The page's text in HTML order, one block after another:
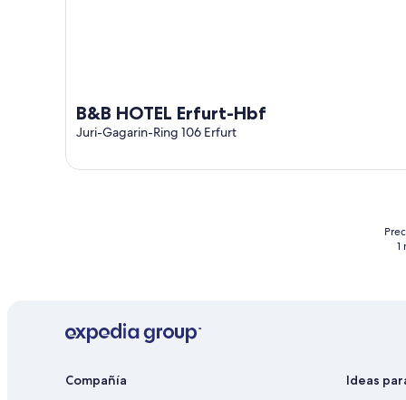
B&B HOTEL Erfurt-Hbf
Juri-Gagarin-Ring 106 Erfurt
1
Compañía Ideas